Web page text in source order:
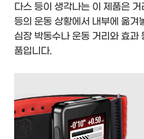
다스 등이 생각나는 이 제품은
등의 운동 상황에서 내부에 옮겨
심장 박동수나 운동 거리와 효과
품입니다.